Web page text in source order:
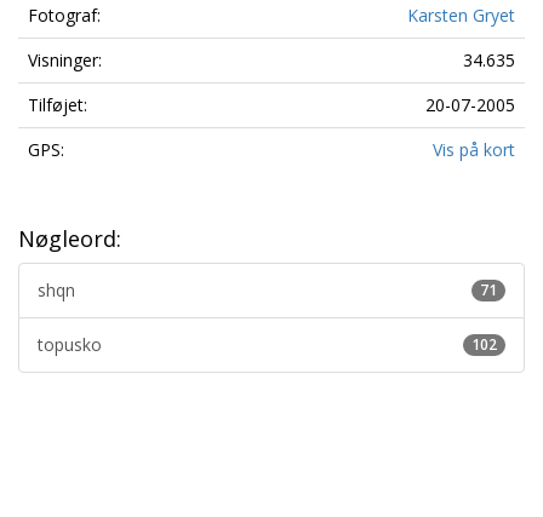
Fotograf:
Karsten Gryet
Visninger:
34.635
Tilføjet:
20-07-2005
GPS:
Vis på kort
Nøgleord:
71
shqn
102
topusko